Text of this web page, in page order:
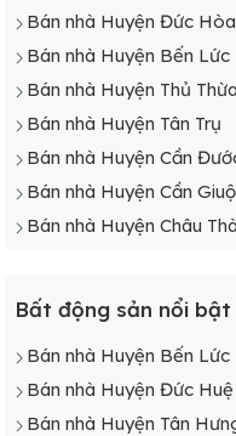
Bán nhà Huyện Đức Hòa
Bán nhà Huyện Bến Lức
Bán nhà Huyện Thủ Thừa
Bán nhà Huyện Tân Trụ
Bán nhà Huyện Cần
Bán nhà Huyện Cần
Bán nhà Huyện Châu
Bất động sản nổi bật
Bán nhà Huyện Bến Lức
Bán nhà Huyện Đức Huệ
Bán nhà Huyện Tân